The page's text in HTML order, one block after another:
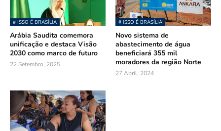
# ISSO É BRASÍLIA
Arábia Saudita comemora
unificação e destaca Visão
2030 como marco de futuro
22 Setembro, 2025
# ISSO É BRASÍLIA
Novo sistema de
abastecimento de água
beneficiará 355 mil
moradores da região Norte
27 Abril, 2024